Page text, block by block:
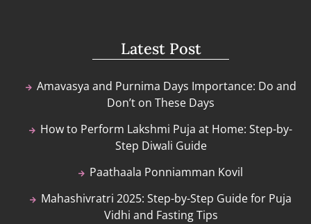
Latest Post
Amavasya and Purnima Days Importance: Do and
Don’t on These Days
How to Perform Lakshmi Puja at Home: Step-by-
Step Diwali Guide
Paathaala Ponniamman Kovil
Mahashivratri 2025: Step-by-Step Guide for Puja
Vidhi and Fasting Tips